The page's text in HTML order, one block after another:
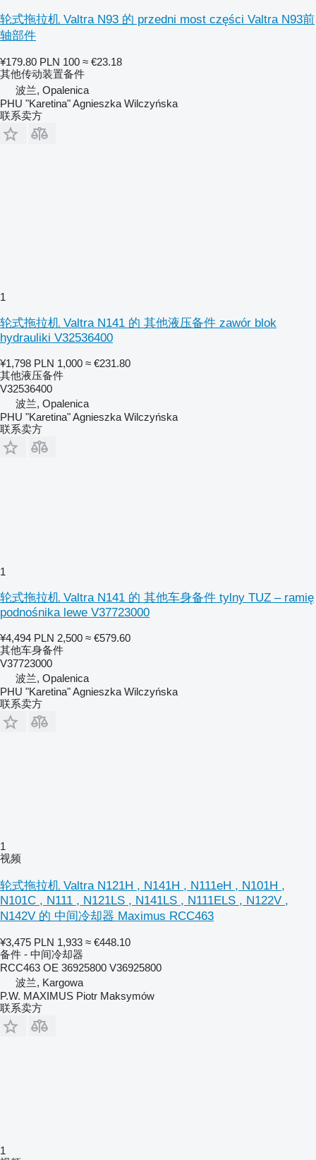
轮式拖拉机 Valtra N93 的 przedni most części Valtra N93前
轴部件
¥179.80 PLN 100 ≈ €23.18
其他传动装置备件
波兰, Opalenica
PHU "Karetina" Agnieszka Wilczyńska
联系卖方
1
轮式拖拉机 Valtra N141 的 其他液压备件 zawór blok
hydrauliki V32536400
¥1,798 PLN 1,000 ≈ €231.80
其他液压备件
V32536400
波兰, Opalenica
PHU "Karetina" Agnieszka Wilczyńska
联系卖方
1
轮式拖拉机 Valtra N141 的 其他车身备件 tylny TUZ – ramię
podnośnika lewe V37723000
¥4,494 PLN 2,500 ≈ €579.60
其他车身备件
V37723000
波兰, Opalenica
PHU "Karetina" Agnieszka Wilczyńska
联系卖方
1
视频
轮式拖拉机 Valtra N121H , N141H , N111eH , N101H ,
N101C , N111 , N121LS , N141LS , N111ELS , N122V ,
N142V 的 中间冷却器 Maximus RCC463
¥3,475 PLN 1,933 ≈ €448.10
备件 - 中间冷却器
RCC463 OE 36925800 V36925800
波兰, Kargowa
P.W. MAXIMUS Piotr Maksymów
联系卖方
1